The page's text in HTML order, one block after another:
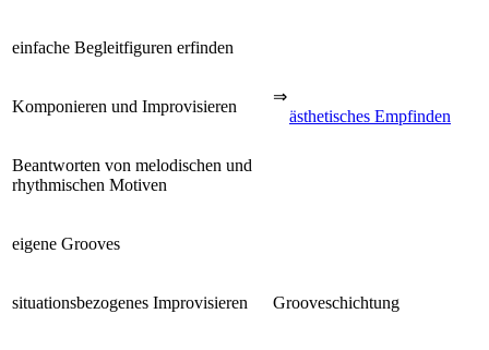
einfache Begleitfiguren erfinden
Komponieren und Improvisieren
⇒
ästhetisches Empfinden
Beantworten von melodischen und
rhythmischen Motiven
eigene Grooves
situationsbezogenes Improvisieren Grooveschichtung